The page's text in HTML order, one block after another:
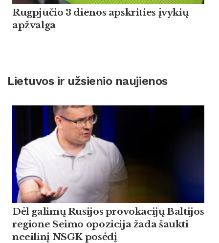
Rugpjūčio 3 dienos apskrities įvykių
apžvalga
Lietuvos ir užsienio naujienos
Dėl galimų Rusijos provokacijų Baltijos
regione Seimo opozicija žada šaukti
neeilinį NSGK posėdį